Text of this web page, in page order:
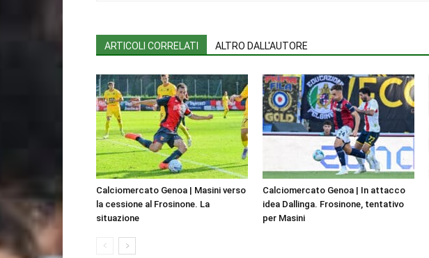
ARTICOLI CORRELATI ALTRO DALL'AUTORE
Calciomercato Genoa | Masini verso
la cessione al Frosinone. La
situazione
Calciomercato Genoa | In attacco
idea Dallinga. Frosinone, tentativo
per Masini